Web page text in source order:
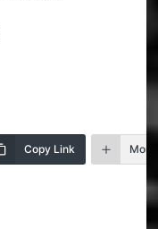
Copy Link More